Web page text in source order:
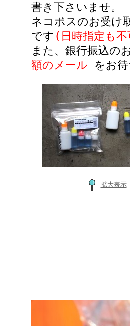
書き下さいませ。
ネコポスのお受け
です (日時指定も
また、銀行振込の
額のメール をお
拡大表示